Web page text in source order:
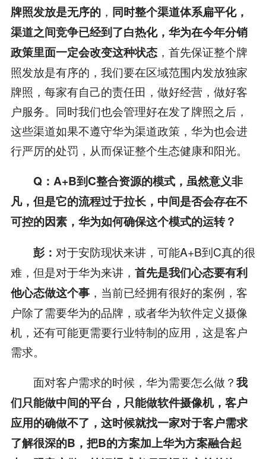
牌照发放是无序的， 同时整个渠道体系扁平化，
渠道之间竞争已经到了白热化，华为在今年分销
政策里面一定会改变这种状态，首先保证整个牌
照发放是有序的，我们要在区域范围内发放独家
牌照，每家有自己的责任田，做好经营，做好客
户服务。同时我们也会管理好在发了牌照之后，
这些渠道如果不遵守华为渠道政策，华为也会进
行严厉的处罚，从而保证整个生态健康和阳光。
Q： A+B到C整合资源的模式，虽然意义非
凡，但是它的流程过于拉长，中间是否会存在不
可控的因素，华为如何确保这个模式的运转？
彭： 对于安防现状来讲，可能A+B到C真的很
难，但是对于华为来讲， 首先是我们心态要有利
他心态做这个事，当前已经拥有很好的案例，客
户除了需要华为的品牌，或者华为软件定义摄像
机，还有可能更需要行业特制的应用，这是客户
需求。
面对客户需求的时候，华为需要怎么做？我
们只能做中间的平台，只能做软件摄像机，客户
应用的确做不了，这时候就找一家对于客户需求
了解很深的B ，把B的方案加上华为方案融合起